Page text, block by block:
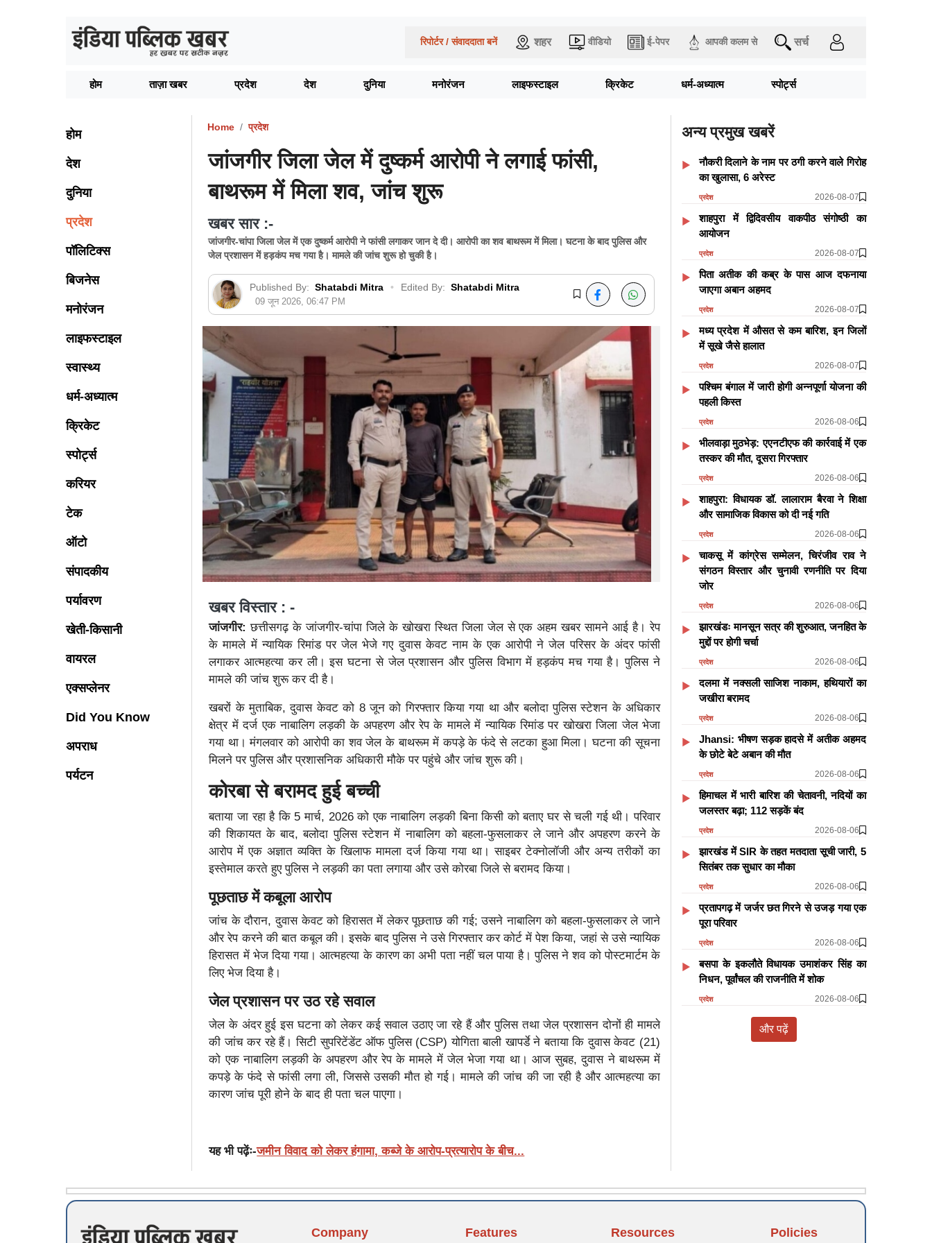
रिपोर्टर / संवाददाता बनें शहर वीडियो ई-पेपर आपकी कलम से सर्च
होम ताज़ा खबर प्रदेश देश दुनिया मनोरंजन लाइफस्टाइल क्रिकेट धर्म-अध्यात्म स्पोर्ट्स
होम
देश
दुनिया
प्रदेश
पॉलिटिक्स
बिजनेस
मनोरंजन
लाइफस्टाइल
स्वास्थ्य
धर्म-अध्यात्म
क्रिकेट
स्पोर्ट्स
करियर
टेक
ऑटो
संपादकीय
पर्यावरण
खेती-किसानी
वायरल
एक्सप्लेनर
Did You Know
अपराध
पर्यटन
Home प्रदेश
जांजगीर जिला जेल में दुष्कर्म आरोपी ने लगाई फांसी,
बाथरूम में मिला शव, जांच शुरू
खबर सार :-
जांजगीर-चांपा जिला जेल में एक दुष्कर्म आरोपी ने फांसी लगाकर जान दे दी। आरोपी का शव बाथरूम में मिला। घटना के बाद पुलिस और
जेल प्रशासन में हड़कंप मच गया है। मामले की जांच शुरू हो चुकी है।
Published By: Shatabdi Mitra • Edited By: Shatabdi Mitra
09 जून 2026, 06:47 PM
खबर विस्तार : -
जांजगीर: छत्तीसगढ़ के जांजगीर-चांपा जिले के खोखरा स्थित जिला जेल से एक अहम खबर सामने आई है। रेप
के मामले में न्यायिक रिमांड पर जेल भेजे गए दुवास केवट नाम के एक आरोपी ने जेल परिसर के अंदर फांसी
लगाकर आत्महत्या कर ली। इस घटना से जेल प्रशासन और पुलिस विभाग में हड़कंप मच गया है। पुलिस ने
मामले की जांच शुरू कर दी है।
खबरों के मुताबिक, दुवास केवट को 8 जून को गिरफ्तार किया गया था और बलोदा पुलिस स्टेशन के अधिकार
क्षेत्र में दर्ज एक नाबालिग लड़की के अपहरण और रेप के मामले में न्यायिक रिमांड पर खोखरा जिला जेल भेजा
गया था। मंगलवार को आरोपी का शव जेल के बाथरूम में कपड़े के फंदे से लटका हुआ मिला। घटना की सूचना
मिलने पर पुलिस और प्रशासनिक अधिकारी मौके पर पहुंचे और जांच शुरू की।
कोरबा से बरामद हुई बच्ची
बताया जा रहा है कि 5 मार्च, 2026 को एक नाबालिग लड़की बिना किसी को बताए घर से चली गई थी। परिवार
की शिकायत के बाद, बलोदा पुलिस स्टेशन में नाबालिग को बहला-फुसलाकर ले जाने और अपहरण करने के
आरोप में एक अज्ञात व्यक्ति के खिलाफ मामला दर्ज किया गया था। साइबर टेक्नोलॉजी और अन्य तरीकों का
इस्तेमाल करते हुए पुलिस ने लड़की का पता लगाया और उसे कोरबा जिले से बरामद किया।
पूछताछ में कबूला आरोप
जांच के दौरान, दुवास केवट को हिरासत में लेकर पूछताछ की गई; उसने नाबालिग को बहला-फुसलाकर ले जाने
और रेप करने की बात कबूल की। ​​इसके बाद पुलिस ने उसे गिरफ्तार कर कोर्ट में पेश किया, जहां से उसे न्यायिक
हिरासत में भेज दिया गया। आत्महत्या के कारण का अभी पता नहीं चल पाया है। पुलिस ने शव को पोस्टमार्टम के
लिए भेज दिया है।
जेल प्रशासन पर उठ रहे सवाल
जेल के अंदर हुई इस घटना को लेकर कई सवाल उठाए जा रहे हैं और पुलिस तथा जेल प्रशासन दोनों ही मामले
की जांच कर रहे हैं। सिटी सुपरिटेंडेंट ऑफ पुलिस (CSP) योगिता बाली खापर्डे ने बताया कि दुवास केवट (21)
को एक नाबालिग लड़की के अपहरण और रेप के मामले में जेल भेजा गया था। आज सुबह, दुवास ने बाथरूम में
कपड़े के फंदे से फांसी लगा ली, जिससे उसकी मौत हो गई। मामले की जांच की जा रही है और आत्महत्या का
कारण जांच पूरी होने के बाद ही पता चल पाएगा।
यह भी पढ़ेंः-जमीन विवाद को लेकर हंगामा, कब्जे के आरोप-प्रत्यारोप के बीच...
अन्य प्रमुख खबरें
नौकरी दिलाने के नाम पर ठगी करने वाले गिरोह
का खुलासा, 6 अरेस्ट
प्रदेश 2026-08-07
शाहपुरा में द्विदिवसीय वाकपीठ संगोष्ठी का
आयोजन
प्रदेश 2026-08-07
पिता अतीक की कब्र के पास आज दफनाया
जाएगा अबान अहमद
प्रदेश 2026-08-07
मध्य प्रदेश में औसत से कम बारिश, इन जिलों
में सूखे जैसे हालात
प्रदेश 2026-08-07
पश्चिम बंगाल में जारी होगी अन्नपूर्णा योजना की
पहली किस्त
प्रदेश 2026-08-06
भीलवाड़ा मुठभेड़: एएनटीएफ की कार्रवाई में एक
तस्कर की मौत, दूसरा गिरफ्तार
प्रदेश 2026-08-06
शाहपुरा: विधायक डॉ. लालाराम बैरवा ने शिक्षा
और सामाजिक विकास को दी नई गति
प्रदेश 2026-08-06
चाकसू में कांग्रेस सम्मेलन, चिरंजीव राव ने
संगठन विस्तार और चुनावी रणनीति पर दिया
जोर
प्रदेश 2026-08-06
झारखंडः मानसून सत्र की शुरुआत, जनहित के
मुद्दों पर होगी चर्चा
प्रदेश 2026-08-06
दलमा में नक्सली साजिश नाकाम, हथियारों का
जखीरा बरामद
प्रदेश 2026-08-06
Jhansi: भीषण सड़क हादसे में अतीक अहमद
के छोटे बेटे अबान की मौत
प्रदेश 2026-08-06
हिमाचल में भारी बारिश की चेतावनी, नदियों का
जलस्तर बढ़ा; 112 सड़कें बंद
प्रदेश 2026-08-06
झारखंड में SIR के तहत मतदाता सूची जारी, 5
सितंबर तक सुधार का मौका
प्रदेश 2026-08-06
प्रतापगढ़ में जर्जर छत गिरने से उजड़ गया एक
पूरा परिवार
प्रदेश 2026-08-06
बसपा के इकलौते विधायक उमाशंकर सिंह का
निधन, पूर्वांचल की राजनीति में शोक
प्रदेश 2026-08-06
और पढ़ें
Company Features Resources Policies